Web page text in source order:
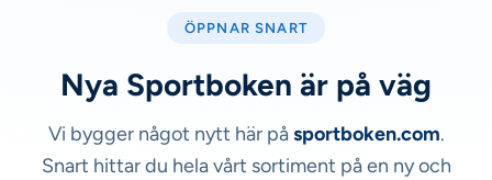
ÖPPNAR SNART
Nya Sportboken är på väg
Vi bygger något nytt här påsportboken.com.
Snart hittar du hela vårt sortiment på en ny och